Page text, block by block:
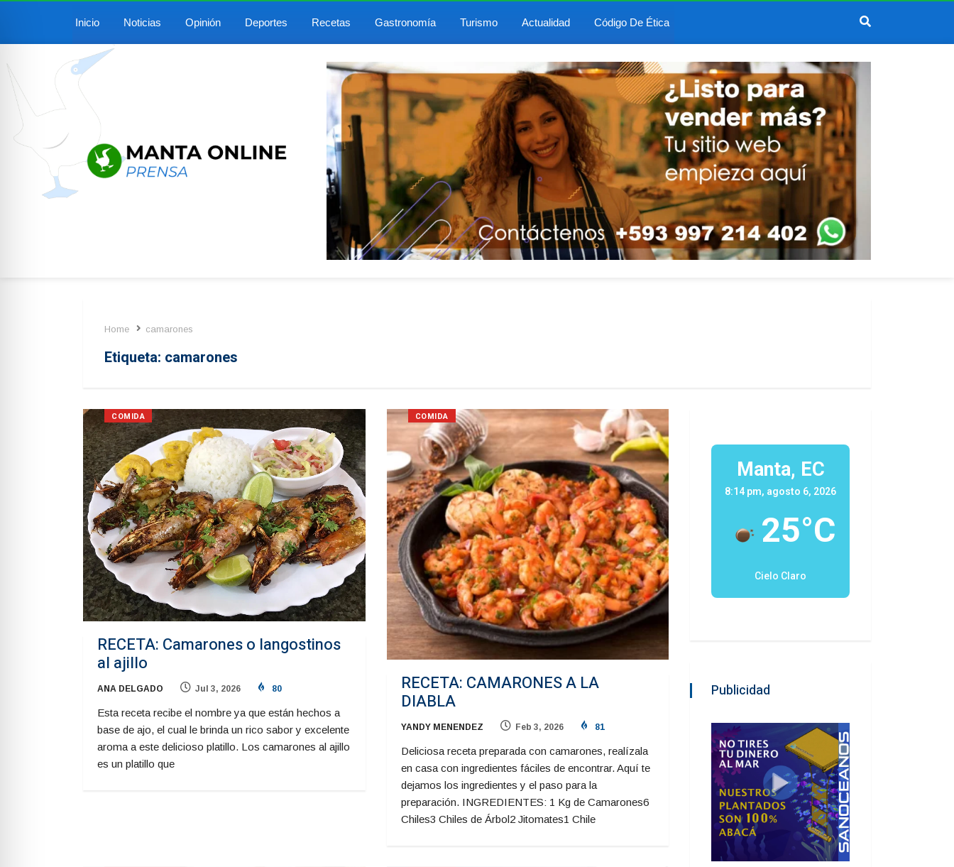
Inicio Noticias Opinión Deportes Recetas Gastronomía Turismo Actualidad Código De Ética
Home camarones
Etiqueta: camarones
COMIDA
RECETA: Camarones o langostinos
al ajillo
ANA DELGADO Jul 3, 2026 80
Esta receta recibe el nombre ya que están hechos a
base de ajo, el cual le brinda un rico sabor y excelente
aroma a este delicioso platillo. Los camarones al ajillo
es un platillo que
COMIDA
RECETA: CAMARONES A LA
DIABLA
YANDY MENENDEZ Feb 3, 2026 81
Deliciosa receta preparada con camarones, realízala
en casa con ingredientes fáciles de encontrar. Aquí te
dejamos los ingredientes y el paso para la
preparación. INGREDIENTES: 1 Kg de Camarones6
Chiles3 Chiles de Árbol2 Jitomates1 Chile
Manta, EC
8:14 pm, agosto 6, 2026
25°C
Cielo Claro
Publicidad